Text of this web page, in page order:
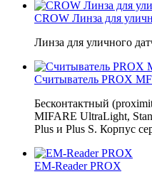
CROW Линза для
Линза для уличного
Считыватель PROX
Бесконтактный
MIFARE UltraLight,
Plus и Plus S. Корпус
EM-Reader PROX